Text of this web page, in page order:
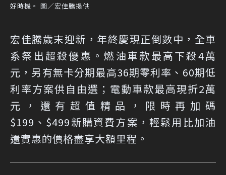
好時機。 圖／宏佳騰提供
宏佳騰歲末迎新，年終慶現正倒數中，全車
系祭出超殺優惠。燃油車款最高下殺4萬
元，另有無卡分期最高36期零利率、60期低
利率方案供自由選；電動車款最高現折2萬
元，還有超值精品，限時再加碼
$199、$499新購資費方案，輕鬆用比加油
還實惠的價格盡享大額里程。